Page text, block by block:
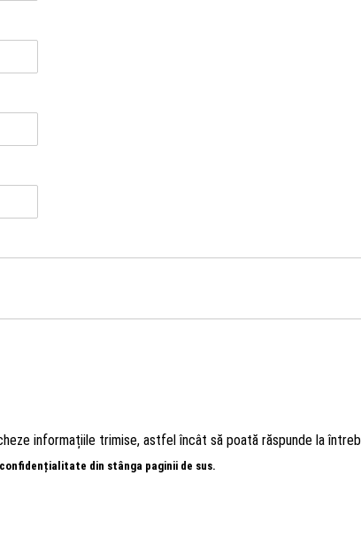
informațiile trimise, astfel încât să poată răspunde la
din stânga paginii de sus.